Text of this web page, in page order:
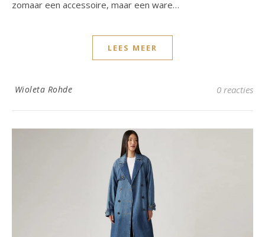
zomaar een accessoire, maar een ware…
LEES MEER
Wioleta Rohde 0 reacties